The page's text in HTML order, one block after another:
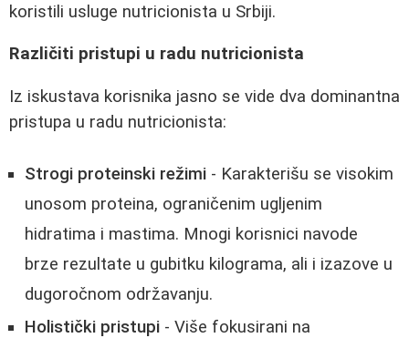
koristili usluge nutricionista u Srbiji.
Različiti pristupi u radu nutricionista
Iz iskustava korisnika jasno se vide dva dominantna
pristupa u radu nutricionista:
Strogi proteinski režimi - Karakterišu se visokim
unosom proteina, ograničenim ugljenim
hidratima i mastima. Mnogi korisnici navode
brze rezultate u gubitku kilograma, ali i izazove u
dugoročnom održavanju.
Holistički pristupi - Više fokusirani na